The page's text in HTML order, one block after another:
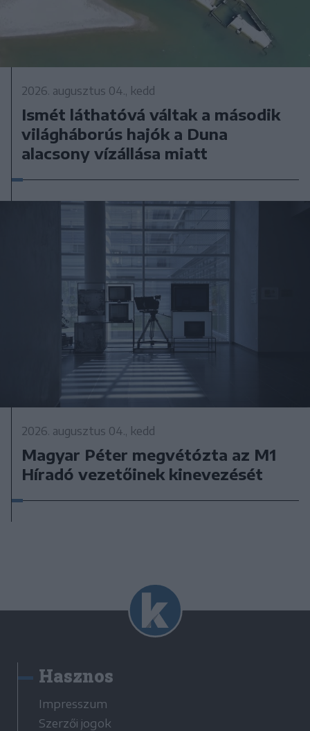
2026. augusztus 04., kedd
Ismét láthatóvá váltak a második
világháborús hajók a Duna
alacsony vízállása miatt
2026. augusztus 04., kedd
Magyar Péter megvétózta az M1
Híradó vezetőinek kinevezését
Hasznos
Impresszum
Szerzői jogok